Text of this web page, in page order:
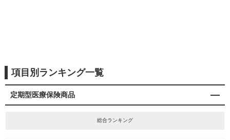
項目別ランキング一覧
定期型医療保険商品
総合ランキング